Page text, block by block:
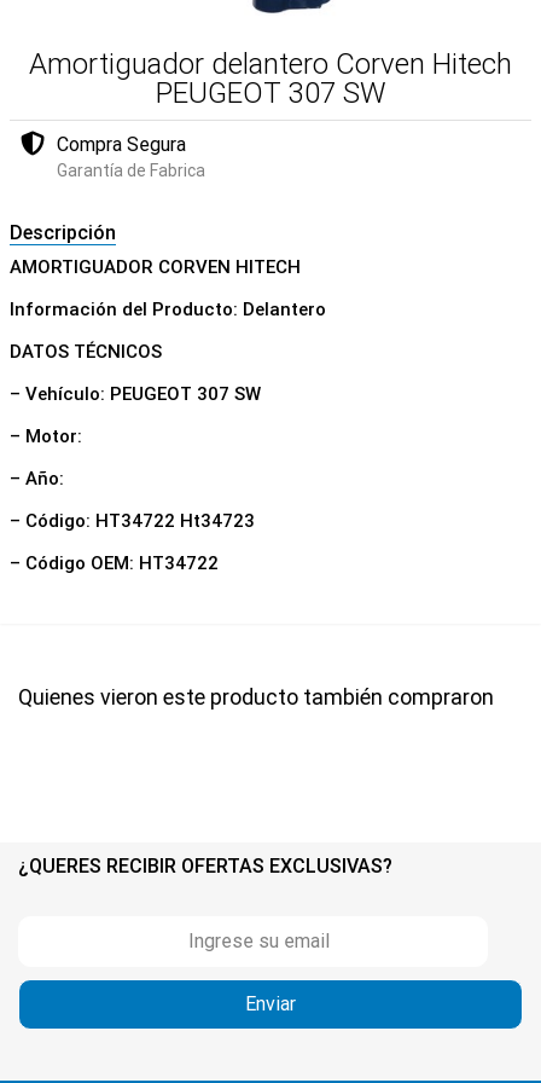
Amortiguador delantero Corven Hitech
PEUGEOT 307 SW
Compra Segura
Garantía de Fabrica
Descripción
AMORTIGUADOR CORVEN HITECH
Información del Producto: Delantero
DATOS TÉCNICOS
– Vehículo: PEUGEOT 307 SW
– Motor:
– Año:
– Código: HT34722 Ht34723
– Código OEM: HT34722
Quienes vieron este producto también compraron
¿QUERES RECIBIR OFERTAS EXCLUSIVAS?